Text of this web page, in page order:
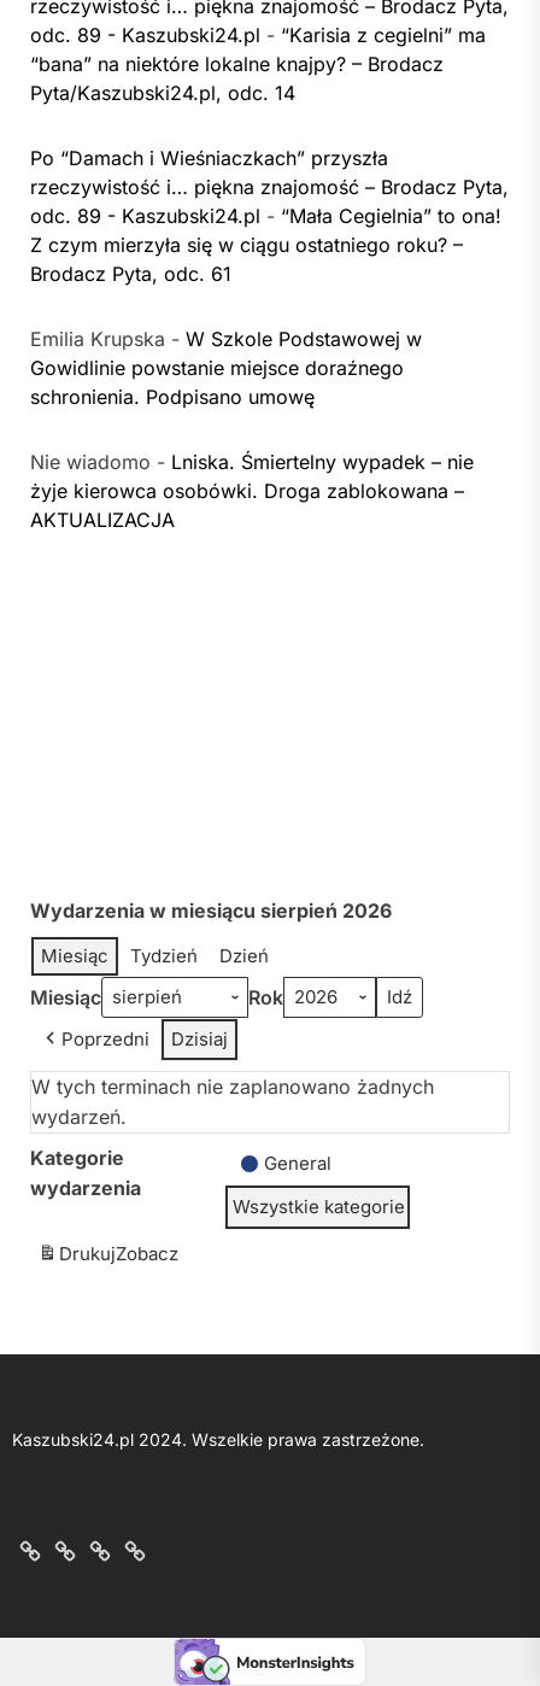
rzeczywistość i… piękna znajomość – Brodacz Pyta,
odc. 89 - Kaszubski24.pl - “Karisia z cegielni” ma
“bana” na niektóre lokalne knajpy? – Brodacz
Pyta/Kaszubski24.pl, odc. 14
Po “Damach i Wieśniaczkach” przyszła
rzeczywistość i… piękna znajomość – Brodacz Pyta,
odc. 89 - Kaszubski24.pl - “Mała Cegielnia” to ona!
Z czym mierzyła się w ciągu ostatniego roku? –
Brodacz Pyta, odc. 61
Emilia Krupska - W Szkole Podstawowej w
Gowidlinie powstanie miejsce doraźnego
schronienia. Podpisano umowę
Nie wiadomo - Lniska. Śmiertelny wypadek – nie
żyje kierowca osobówki. Droga zablokowana –
AKTUALIZACJA
Wydarzenia w miesiącu sierpień 2026
Miesiąc Tydzień Dzień
Miesiąc Rok
Poprzedni Dzisiaj
W tych terminach nie zaplanowano żadnych
wydarzeń.
Kategorie
wydarzenia
General
Wszystkie kategorie
DrukujZobacz
Kaszubski24.pl 2024. Wszelkie prawa zastrzeżone.
O
KontaktPolitykaRegulamin